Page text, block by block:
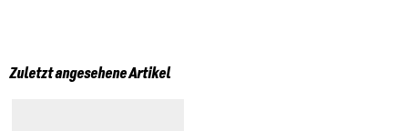
Zuletzt angesehene Artikel